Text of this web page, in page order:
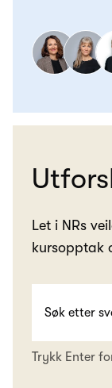
Let i NRs
kursopptak
Trykk Enter